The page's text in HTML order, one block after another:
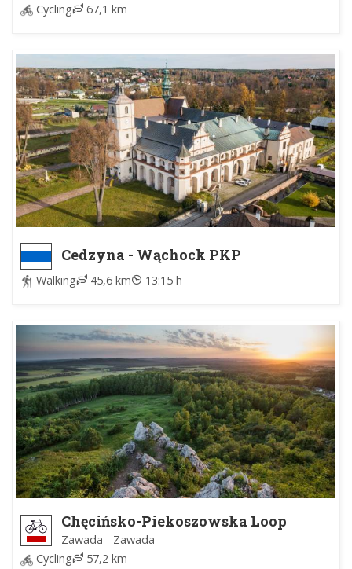
Cycling
67,1 km
Cedzyna - Wąchock PKP
Walking 45,6 km 13:15 h
Chęcińsko-Piekoszowska Loop
Chęciny - Chęciny
Zawada - Zawada
Cycling
57,2 km